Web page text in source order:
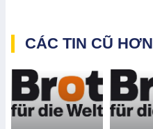
CÁC TIN CŨ HƠN